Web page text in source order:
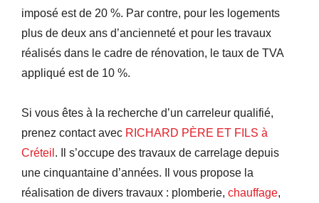
imposé est de 20 %. Par contre, pour les logements
plus de deux ans d’ancienneté et pour les travaux
réalisés dans le cadre de rénovation, le taux de TVA
appliqué est de 10 %.
Si vous êtes à la recherche d’un carreleur qualifié,
prenez contact avec RICHARD PÈRE ET FILS à
Créteil . Il s’occupe des travaux de carrelage depuis
une cinquantaine d’années. Il vous propose la
réalisation de divers travaux : plomberie, chauffage,